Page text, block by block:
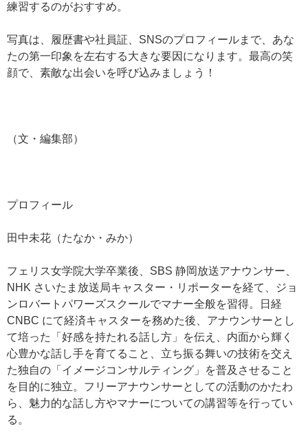
練習するのがおすすめ。
写真は、履歴書や社員証、SNSのプロフィールまで、あな
たの第一印象を左右する大きな要因になります。最高の笑
顔で、素敵な出会いを呼び込みましょう！
（文・編集部）
プロフィール
田中未花（たなか・みか）
フェリス女学院大学卒業後、SBS 静岡放送アナウンサー、
NHK さいたま放送局キャスター・リポーターを経て、ジョ
ンロバートパワーズスクールでマナー全般を習得。日経
CNBC にて経済キャスターを務めた後、アナウンサーとし
て培った「好感を持たれる話し方」を伝え、内面から輝く
心豊かな話し手を育てること、立ち振る舞いの技術を交え
た独自の「イメージコンサルティング」を普及させること
を目的に独立。フリーアナウンサーとしての活動のかたわ
ら、魅力的な話し方やマナーについての講習等を行ってい
る。